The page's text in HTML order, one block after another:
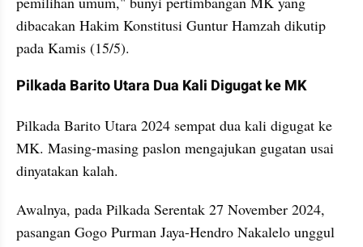
dibacakan Hakim Konstitusi Guntur Hamzah dikutip
pada Kamis (15/5).
Pilkada Barito Utara Dua Kali Digugat ke MK
Pilkada Barito Utara 2024 sempat dua kali digugat ke
MK. Masing-masing paslon mengajukan gugatan usai
dinyatakan kalah.
Awalnya, pada Pilkada Serentak 27 November 2024,
pasangan Gogo Purman Jaya-Hendro Nakalelo unggul